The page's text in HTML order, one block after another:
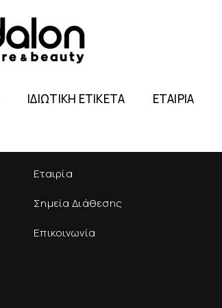
ΙΔΙΩΤΙΚΗ ΕΤΙΚΕΤΑ ΕΤΑΙΡΙΑ
Εταιρία
Σημεία Διάθεσης
Επικοινωνία